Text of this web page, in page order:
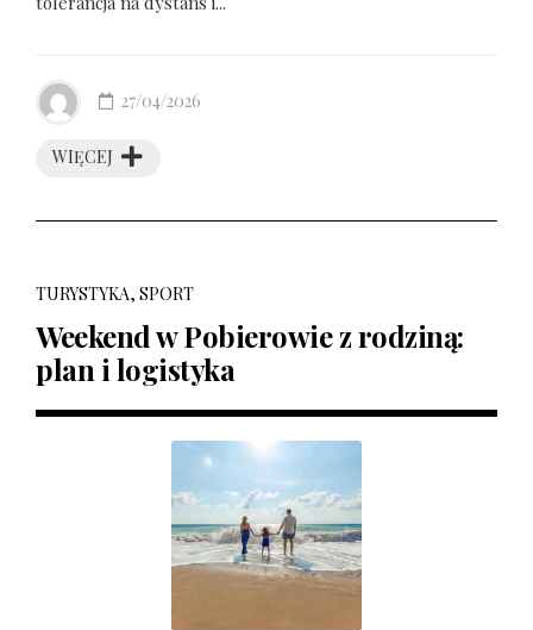
WIĘCEJ
27/04/2026
TURYSTYKA, SPORT
Weekend w Pobierowie z rodziną:
plan i logistyka